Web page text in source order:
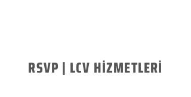
RSVP | LCV HİZMETLERİ